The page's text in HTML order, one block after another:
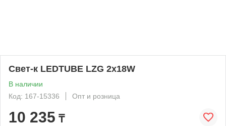
Свет-к LEDTUBE LZG 2x18W
В наличии
Код: 167-15336
Опт и розница
10 235 ₸